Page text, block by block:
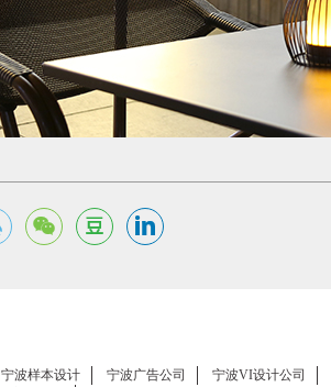
宁波样本设计 宁波广告公司
宁波VI设计公司